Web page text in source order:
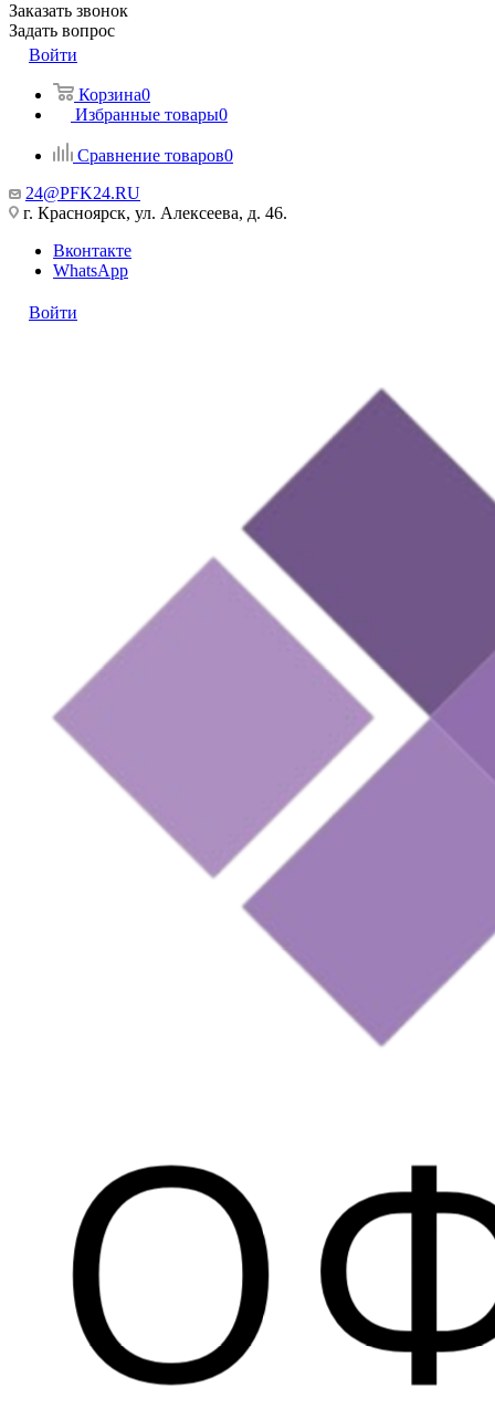
Заказать звонок
Задать вопрос
Войти
Корзина0
Избранные товары0
Сравнение товаров0
24@PFK24.RU
г. Красноярск, ул. Алексеева, д. 46.
Вконтакте
WhatsApp
Войти